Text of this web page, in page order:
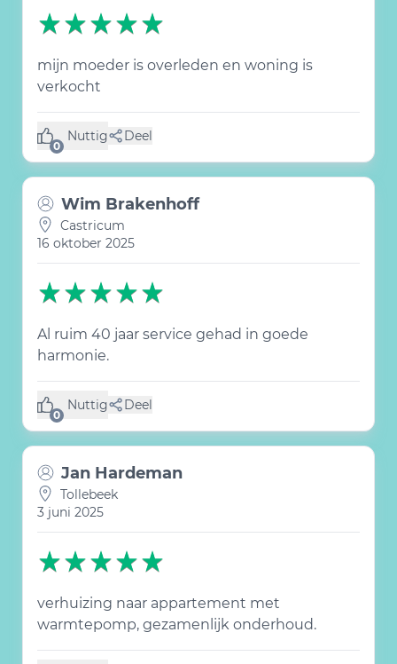
mijn moeder is overleden en woning is
verkocht
0
Nuttig
(0 like) Deel
Wim Brakenhoff
Castricum
16 oktober 2025
Al ruim 40 jaar service gehad in goede
harmonie.
0
Nuttig
(0 like) Deel
Jan Hardeman
Tollebeek
3 juni 2025
verhuizing naar appartement met
warmtepomp, gezamenlijk onderhoud.